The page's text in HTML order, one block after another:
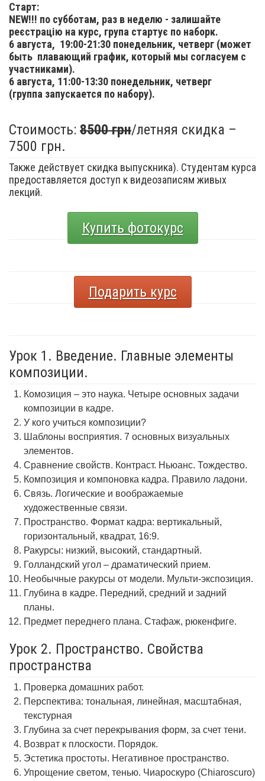
Старт:
NEW!!! по субботам, раз в неделю - залишайте
реєстрацію на курс, група стартує по наборк.
6 августа, 19:00-21:30 понедельник, четверг (может
быть плавающий график, который мы согласуем с
участниками).
6 августа, 11:00-13:30 понедельник, четверг
(группа запускается по набору).
Стоимость: 8500 грн/летняя скидка –
7500 грн.
Также действует скидка выпускника). Студентам курса
предоставляется доступ к видеозаписям живых
лекций.
Купить фотокурс
Подарить курс
Урок 1. Введение. Главные элементы
композиции.
Комозиция – это наука. Четыре основных задачи
композиции в кадре.
У кого учиться композиции?
Шаблоны восприятия. 7 основных визуальных
элементов.
Сравнение свойств. Контраст. Ньюанс. Тождество.
Композиция и компоновка кадра. Правило ладони.
Связь. Логические и воображаемые
художественные связи.
Пространство. Формат кадра: вертикальный,
горизонтальный, квадрат, 16:9.
Ракурсы: низкий, высокий, стандартный.
Голландский угол – драматический прием.
Необычные ракурсы от модели. Мульти-экспозиция.
Глубина в кадре. Передний, средний и задний
планы.
Предмет переднего плана. Стафаж, рюкенфиге.
Урок 2. Пространство. Свойства
пространства
Проверка домашних работ.
Перспектива: тональная, линейная, масштабная,
текстурная
Глубина за счет перекрывания форм, за счет тени.
Возврат к плоскости. Порядок.
Эстетика простоты. Негативное пространство.
Упрощение светом, тенью. Чиароскуро (Chiaroscuro)